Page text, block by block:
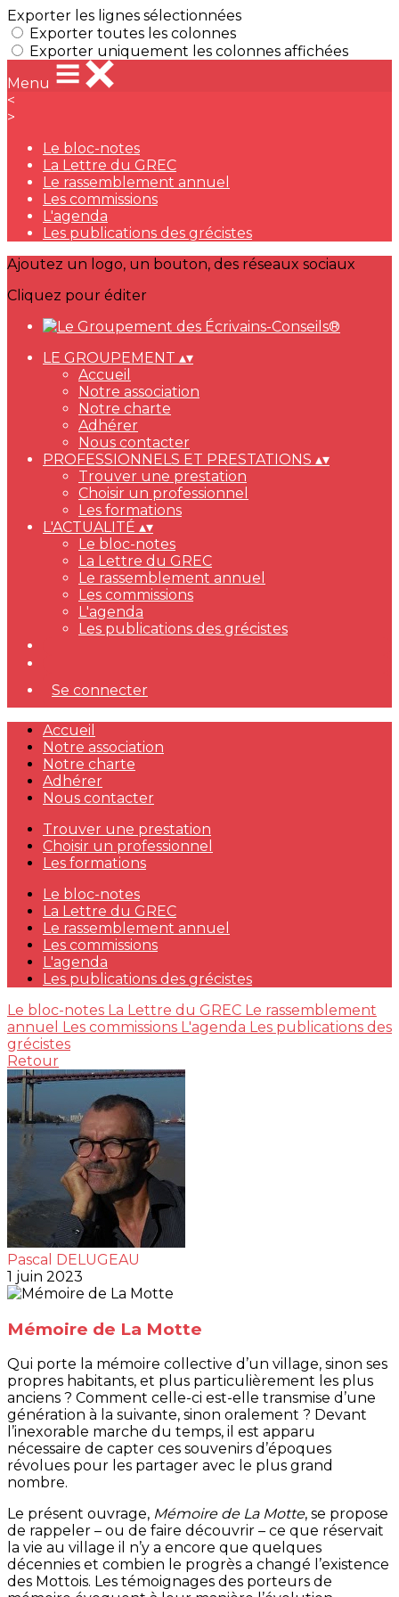
Exporter les lignes sélectionnées
Exporter toutes les colonnes
Exporter uniquement les colonnes affichées
Menu
<
>
Le bloc-notes
La Lettre du GREC
Le rassemblement annuel
Les commissions
L'agenda
Les publications des grécistes
Ajoutez un logo, un bouton, des réseaux sociaux
Cliquez pour éditer
LE GROUPEMENT ▴▾
Accueil
Notre association
Notre charte
Adhérer
Nous contacter
PROFESSIONNELS ET PRESTATIONS ▴▾
Trouver une prestation
Choisir un professionnel
Les formations
L'ACTUALITÉ ▴▾
Le bloc-notes
La Lettre du GREC
Le rassemblement annuel
Les commissions
L'agenda
Les publications des grécistes
Se connecter
Accueil
Notre association
Notre charte
Adhérer
Nous contacter
Trouver une prestation
Choisir un professionnel
Les formations
Le bloc-notes
La Lettre du GREC
Le rassemblement annuel
Les commissions
L'agenda
Les publications des grécistes
Le bloc-notes La Lettre du GREC Le rassemblement
annuel Les commissions L'agenda Les publications des
grécistes
Retour
Pascal DELUGEAU
1 juin 2023
Mémoire de La Motte
Qui porte la mémoire collective d’un village, sinon ses
propres habitants, et plus particulièrement les plus
anciens ? Comment celle-ci est-elle transmise d’une
génération à la suivante, sinon oralement ? Devant
l’inexorable marche du temps, il est apparu
nécessaire de capter ces souvenirs d’époques
révolues pour les partager avec le plus grand
nombre.
Le présent ouvrage, Mémoire de La Motte, se propose
de rappeler – ou de faire découvrir – ce que réservait
la vie au village il n’y a encore que quelques
décennies et combien le progrès a changé l’existence
des Mottois. Les témoignages des porteurs de